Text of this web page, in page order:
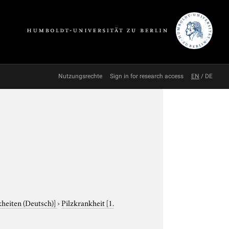
Nutzungsrechte Sign in for research access EN / DE
(Deutsch)]›Pilzkrankheit[1.